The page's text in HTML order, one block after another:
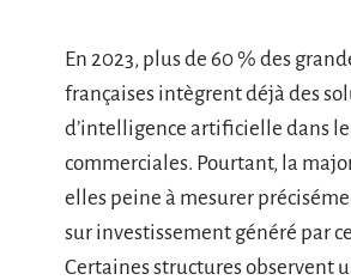
En 2023, plus de 60 % des
françaises intègrent déjà des
d’intelligence artificielle dans
commerciales. Pourtant, la
elles peine à mesurer
sur investissement généré par
Certaines structures observent